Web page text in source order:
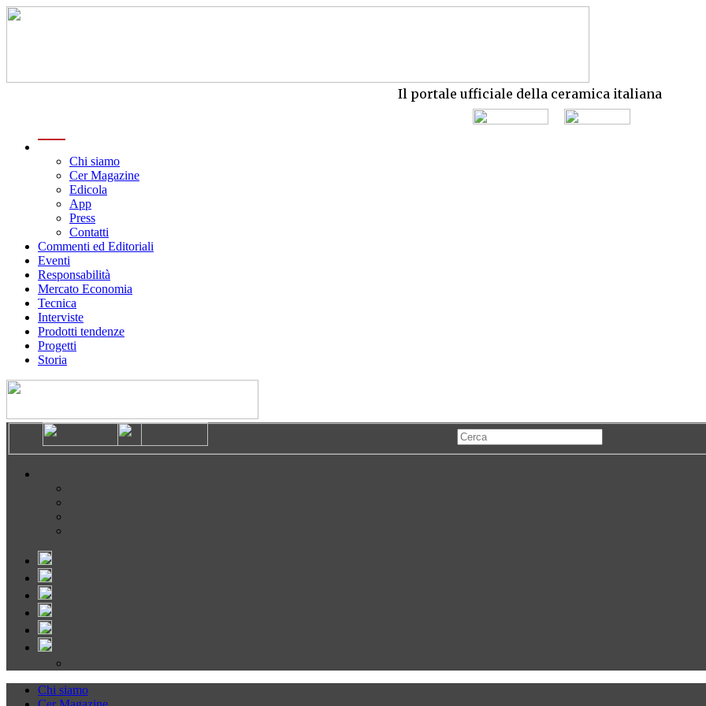
Il portale ufficiale della ceramica italiana
Chi siamo
Cer Magazine
Edicola
App
Press
Contatti
Commenti ed Editoriali
Eventi
Responsabilità
Mercato Economia
Tecnica
Interviste
Prodotti tendenze
Progetti
Storia
Chi siamo